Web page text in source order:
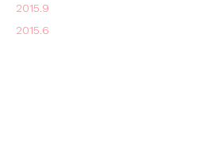
2015.9
2015.6